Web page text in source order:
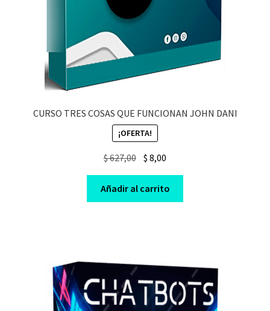
CURSO TRES COSAS QUE FUNCIONAN JOHN DANI
¡OFERTA!
$627,00 Original
price
was:
$ 627,00.
$ 8,00
price
is:
$ 8,00.
Añadir al carrito